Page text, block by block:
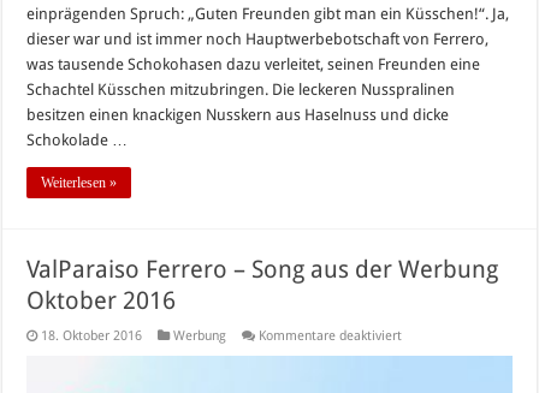
einprägenden Spruch: „Guten Freunden gibt man ein Küsschen!“. Ja,
dieser war und ist immer noch Hauptwerbebotschaft von Ferrero,
was tausende Schokohasen dazu verleitet, seinen Freunden eine
Schachtel Küsschen mitzubringen. Die leckeren Nusspralinen
besitzen einen knackigen Nusskern aus Haselnuss und dicke
Schokolade …
Weiterlesen »
ValParaiso Ferrero – Song aus der Werbung
Oktober 2016
18. Oktober 2016 Werbung Kommentare deaktiviertfür